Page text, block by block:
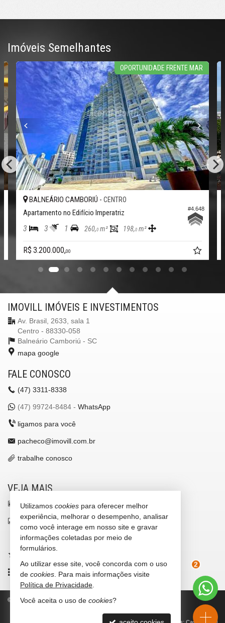
Imóveis Semelhantes
OPORTUNIDADE FRENTE MAR
#4.648
BALNEÁRIO CAMBORIÚ - CENTRO
Apartamento no Edifício Imperatriz
3 3 1 260,0 m² 198,0 m²
R$ 3.200.000,00
IMOVILL IMÓVEIS E INVESTIMENTOS
Av. Brasil, 2633, sala 1
Centro - 88330-058
Balneário Camboriú - SC
mapa google
FALE CONOSCO
(47) 3311-8338
(47) 99724-8484 - WhatsApp
ligamos para você
pacheco@imovill.com.br
trabalhe conosco
VEJA MAIS
receba nosso newsletter
indicadores financeiros
cadastre seu imóvel
mapa de imóveis
© 2026 CRECI/SC 4867-J Política de Privacidade
Site para imobiliárias: Castel Digital
2
Utilizamos cookies para oferecer melhor
experiência, melhorar o desempenho, analisar
como você interage em nosso site e gravar
informações coletadas por meio de
formulários.
Ao utilizar esse site, você concorda com o uso
de cookies . Para mais informações visite
Política de Privacidade
Você aceita o uso de cookies?